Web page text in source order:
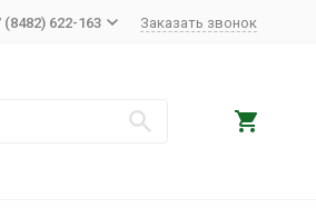
(8482) 622-163 Заказать звонок